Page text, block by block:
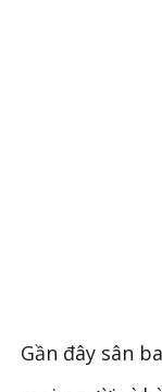
Gần đây sân